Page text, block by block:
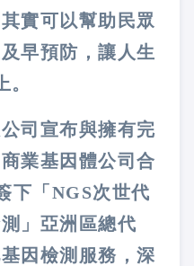
實可以幫助民眾
早預防，讓人生
司宣布與擁有完
業基因體公司合
下「NGS次世代
」亞洲區總代
因檢測服務，深